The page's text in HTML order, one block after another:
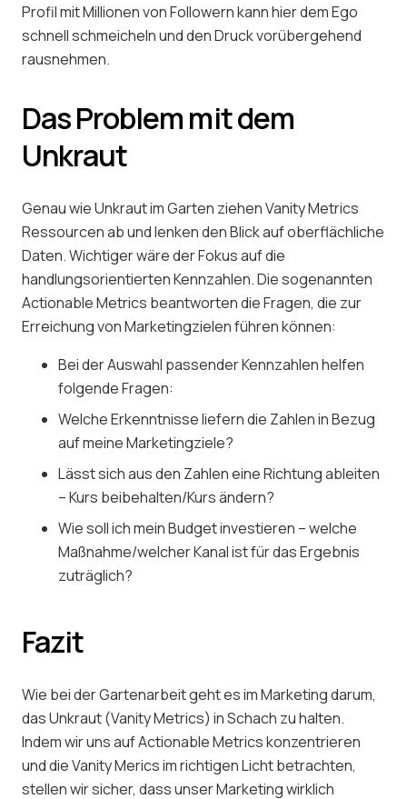
Profil mit Millionen von Followern kann hier dem Ego
schnell schmeicheln und den Druck vorübergehend
rausnehmen.
Das Problem mit dem
Unkraut
Genau wie Unkraut im Garten ziehen Vanity Metrics
Ressourcen ab und lenken den Blick auf oberflächliche
Daten. Wichtiger wäre der Fokus auf die
handlungsorientierten Kennzahlen. Die sogenannten
Actionable Metrics beantworten die Fragen, die zur
Erreichung von Marketingzielen führen können:
Bei der Auswahl passender Kennzahlen helfen
folgende Fragen:
Welche Erkenntnisse liefern die Zahlen in Bezug
auf meine Marketingziele?
Lässt sich aus den Zahlen eine Richtung ableiten
– Kurs beibehalten/Kurs ändern?
Wie soll ich mein Budget investieren – welche
Maßnahme/welcher Kanal ist für das Ergebnis
zuträglich?
Fazit
Wie bei der Gartenarbeit geht es im Marketing darum,
das Unkraut (Vanity Metrics) in Schach zu halten.
Indem wir uns auf Actionable Metrics konzentrieren
und die Vanity Merics im richtigen Licht betrachten,
stellen wir sicher, dass unser Marketing wirklich